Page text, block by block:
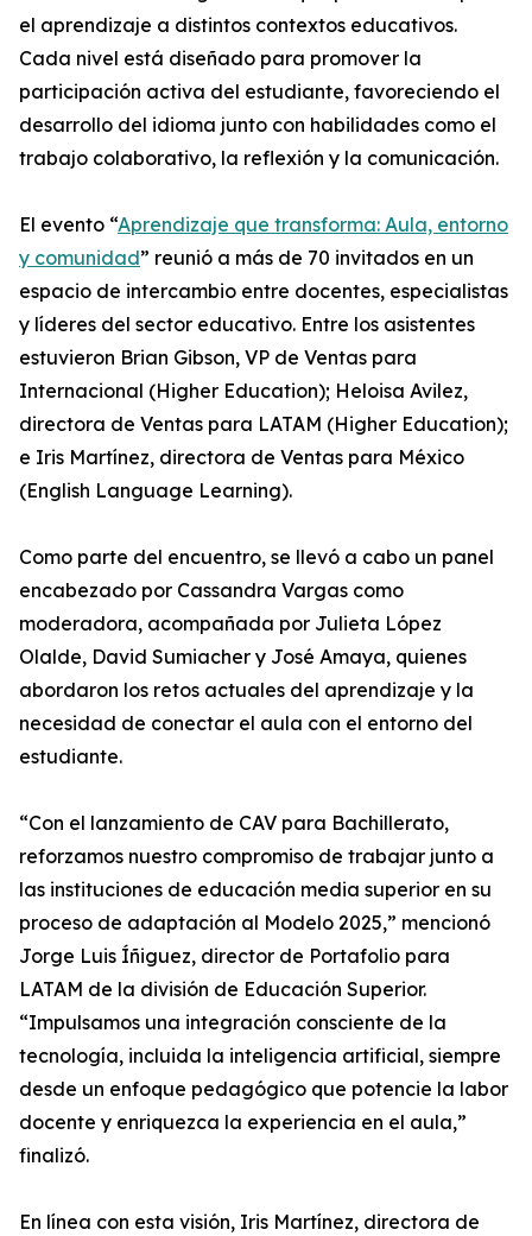
el aprendizaje a distintos contextos educativos.
Cada nivel está diseñado para promover la
participación activa del estudiante, favoreciendo el
desarrollo del idioma junto con habilidades como el
trabajo colaborativo, la reflexión y la comunicación.
El evento “Aprendizaje que transforma: Aula, entorno
y comunidad” reunió a más de 70 invitados en un
espacio de intercambio entre docentes, especialistas
y líderes del sector educativo. Entre los asistentes
estuvieron Brian Gibson, VP de Ventas para
Internacional (Higher Education); Heloisa Avilez,
directora de Ventas para LATAM (Higher Education);
e Iris Martínez, directora de Ventas para México
(English Language Learning).
Como parte del encuentro, se llevó a cabo un panel
encabezado por Cassandra Vargas como
moderadora, acompañada por Julieta López
Olalde, David Sumiacher y José Amaya, quienes
abordaron los retos actuales del aprendizaje y la
necesidad de conectar el aula con el entorno del
estudiante.
“Con el lanzamiento de CAV para Bachillerato,
reforzamos nuestro compromiso de trabajar junto a
las instituciones de educación media superior en su
proceso de adaptación al Modelo 2025,” mencionó
Jorge Luis Íñiguez, director de Portafolio para
LATAM de la división de Educación Superior.
“Impulsamos una integración consciente de la
tecnología, incluida la inteligencia artificial, siempre
desde un enfoque pedagógico que potencie la labor
docente y enriquezca la experiencia en el aula,”
finalizó.
En línea con esta visión, Iris Martínez, directora de